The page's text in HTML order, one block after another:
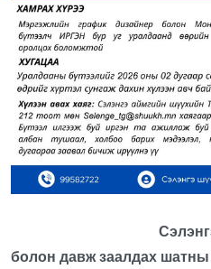
Сэлэнгэ аймаг
болон давж заалдах